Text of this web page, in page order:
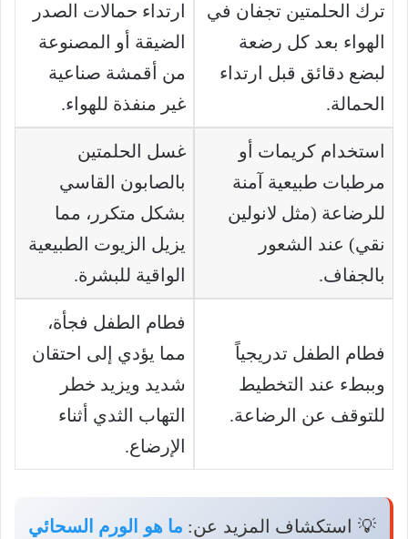
ترك الحلمتين تجفان في
الهواء بعد كل رضعة
لبضع دقائق قبل ارتداء
الحمالة.
ارتداء حمالات الصدر
الضيقة أو المصنوعة
من أقمشة صناعية
غير منفذة للهواء.
استخدام كريمات أو
مرطبات طبيعية آمنة
للرضاعة (مثل لانولين
نقي) عند الشعور
بالجفاف.
غسل الحلمتين
بالصابون القاسي
بشكل متكرر، مما
يزيل الزيوت الطبيعية
الواقية للبشرة.
فطام الطفل تدريجياً
وببطء عند التخطيط
للتوقف عن الرضاعة.
فطام الطفل فجأة،
مما يؤدي إلى احتقان
شديد ويزيد خطر
التهاب الثدي أثناء
الإرضاع.
💡 استكشاف المزيد عن: ما هو الورم السحائي